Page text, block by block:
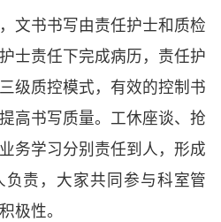
文书书写由责任护士和质检
士责任下完成病历，责任护
级质控模式，有效的控制书
高书写质量。工休座谈、抢
务学习分别责任到人，形成
责，大家共同参与科室管
极性。